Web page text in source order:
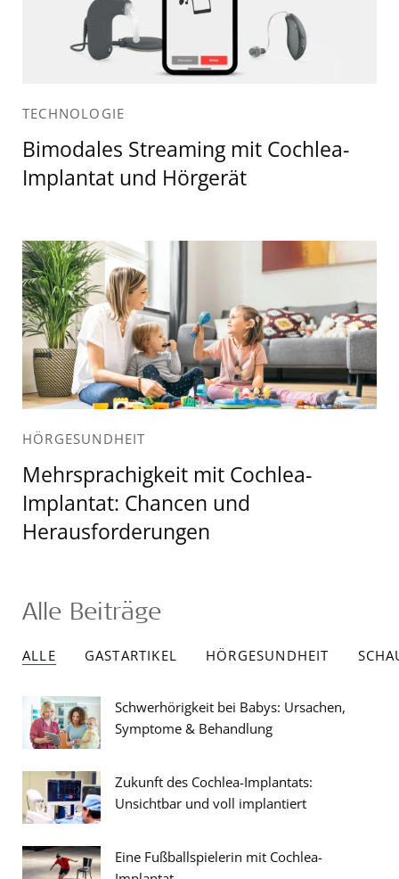
TECHNOLOGIE
Bimodales Streaming mit Cochlea-
Implantat und Hörgerät
HÖRGESUNDHEIT
Mehrsprachigkeit mit Cochlea-
Implantat: Chancen und
Herausforderungen
Alle Beiträge
ALLE GASTARTIKEL HÖRGESUNDHEIT
Schwerhörigkeit bei Babys: Ursachen,
Symptome & Behandlung
Zukunft des Cochlea-Implantats:
Unsichtbar und voll implantiert
Eine Fußballspielerin mit Cochlea-